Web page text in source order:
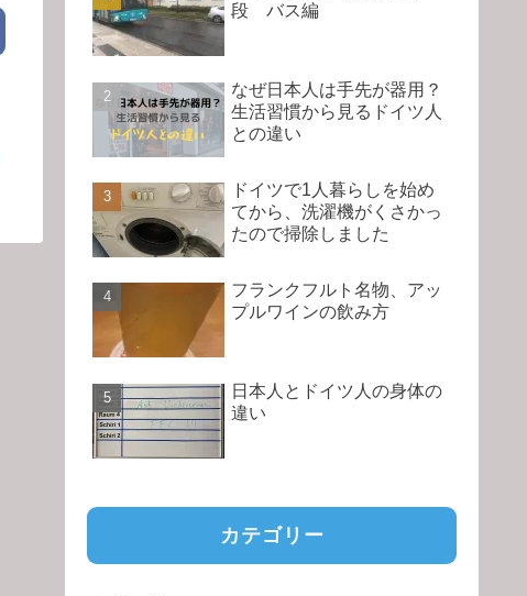
段 バス編
なぜ日本人は手先が器用？
生活習慣から見るドイツ人
との違い
ドイツで1人暮らしを始め
てから、洗濯機がくさかっ
たので掃除しました
フランクフルト名物、アッ
プルワインの飲み方
日本人とドイツ人の身体の
違い
カテゴリー